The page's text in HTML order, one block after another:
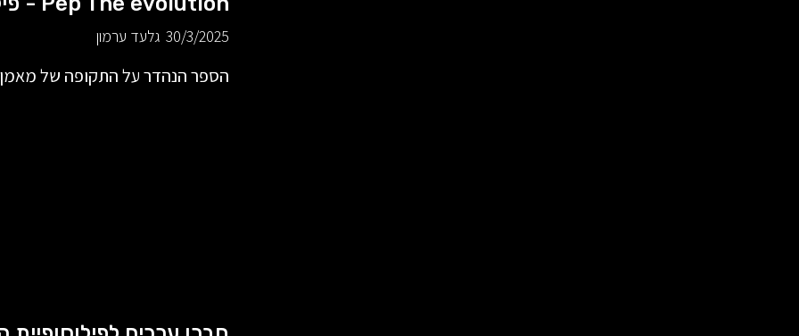
30/3/2025 גלעד ערמון
הספר הנהדר על התקופה של מאמן